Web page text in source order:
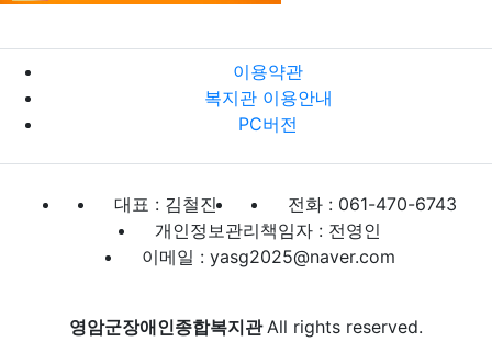
이용약관
복지관 이용안내
PC버전
대표 : 김철진
전화 : 061-470-6743
개인정보관리책임자 : 전영인
이메일 : yasg2025@naver.com
영암군장애인종합복지관All rights reserved.